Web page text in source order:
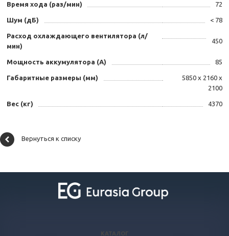
Время хода (раз/мин) 72
Шум (дБ) < 78
Расход охлаждающего вентилятора (л/
мин)
450
Мощность аккумулятора (А) 85
Габаритные размеры (мм)
5850 х 2160 х
2100
Вес (кг) 4370
Вернуться к списку
КАТАЛОГ